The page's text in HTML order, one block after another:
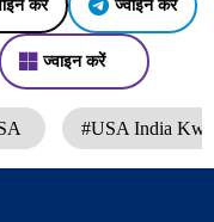
करें ज्वाइन करें
ज्वाइन करें
#USA India